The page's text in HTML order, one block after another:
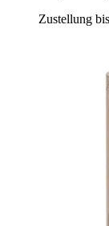
Zustellung